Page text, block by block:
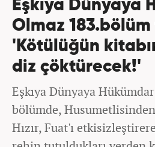
Eşkıya Dünyaya
Olmaz
'Kötülüğün
diz çöktürecek!'
Eşkıya Dünyaya
bölümde,
Hızır, Fuat'ı